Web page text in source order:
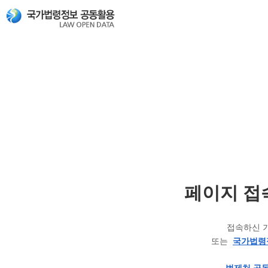
페이지 접
접속하신
또는 국가법